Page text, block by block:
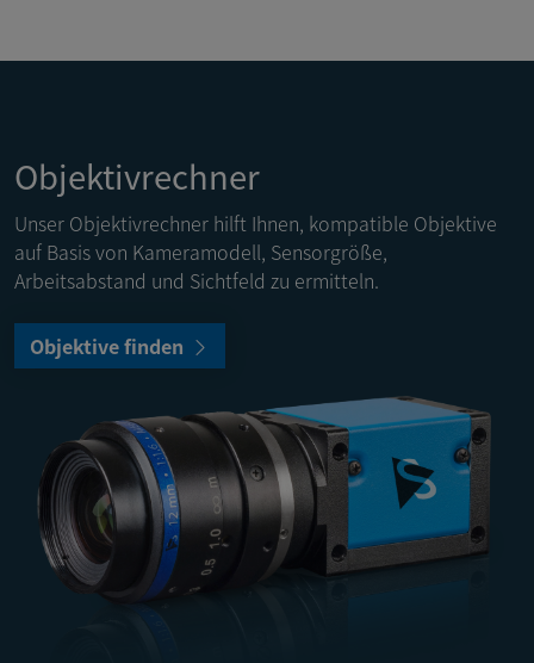
Objektivrechner
Unser Objektivrechner hilft Ihnen, kompatible Objektive
auf Basis von Kameramodell, Sensorgröße,
Arbeitsabstand und Sichtfeld zu ermitteln.
Objektive finden